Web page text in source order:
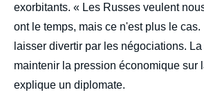
exorbitants. « Les Russes veulent
ont le temps, mais ce n'est plus le cas.
laisser divertir par les négociations.
maintenir la pression économique sur
explique un diplomate.